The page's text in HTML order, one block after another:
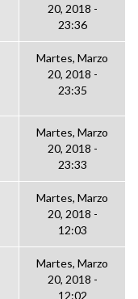
20, 2018 -
23:36
Martes, Marzo
20, 2018 -
23:35
Martes, Marzo
20, 2018 -
23:33
Martes, Marzo
20, 2018 -
12:03
Martes, Marzo
20, 2018 -
12:02